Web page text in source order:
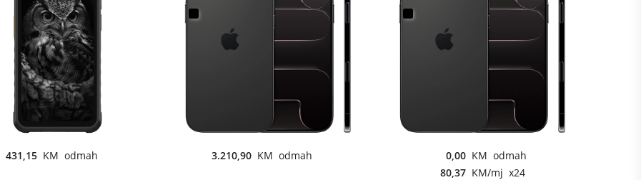
431,15 KM odmah 3.210,90 KM odmah 0,00 KM odmah
80,37 KM/mj x24